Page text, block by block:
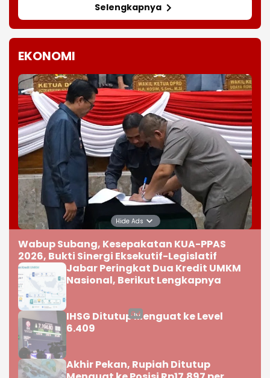
Selengkapnya
EKONOMI
Wabup Subang, Kesepakatan KUA-PPAS
2026, Bukti Sinergi Eksekutif-Legislatif
Jabar Peringkat Dua Kredit UMKM
Nasional, Berikut Lengkapnya
IHSG Ditutup Menguat ke Level
6.409
Akhir Pekan, Rupiah Ditutup
Hide Ads